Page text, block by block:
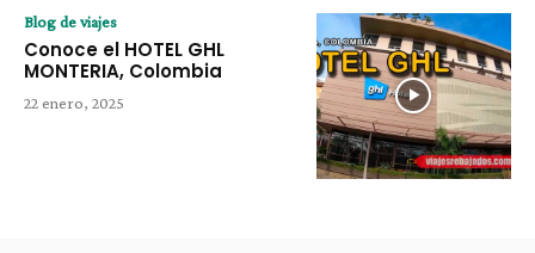
Blog de viajes
Conoce el HOTEL GHL
MONTERIA, Colombia
22 enero, 2025